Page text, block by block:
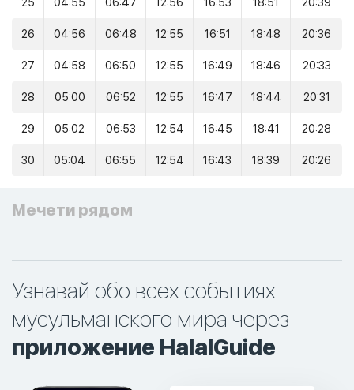
26 04:56 06:48 12:55 16:51 18:48 20:36
27 04:58 06:50 12:55 16:49 18:46 20:33
28 05:00 06:52 12:55 16:47 18:44 20:31
29 05:02 06:53 12:54 16:45 18:41 20:28
30 05:04 06:55 12:54 16:43 18:39 20:26
Мечети рядом
Узнавай обо всех событиях
мусульманского мира через
приложение HalalGuide